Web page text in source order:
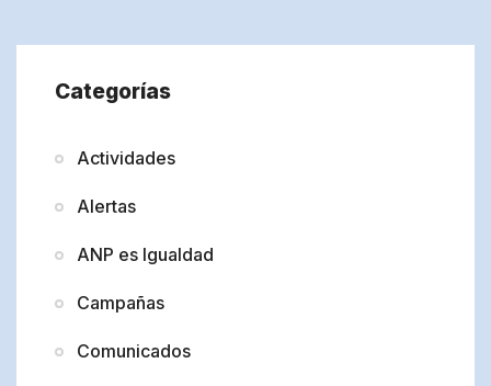
Categorías
Actividades
Alertas
ANP es Igualdad
Campañas
Comunicados